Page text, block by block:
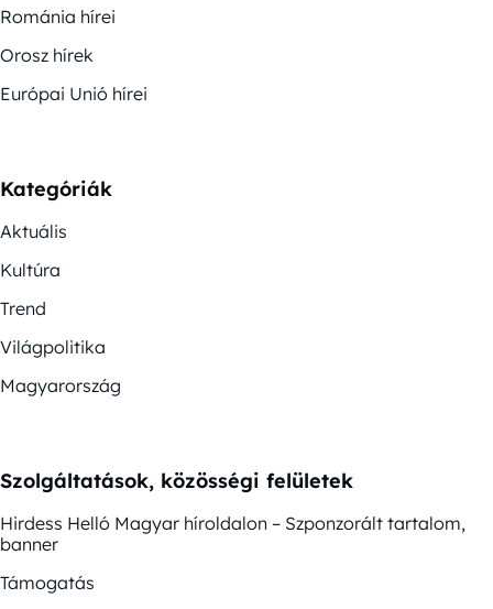
Románia hírei
Orosz hírek
Európai Unió hírei
Kategóriák
Aktuális
Kultúra
Trend
Világpolitika
Magyarország
Szolgáltatások, közösségi felületek
Hirdess Helló Magyar híroldalon – Szponzorált tartalom,
banner
Támogatás